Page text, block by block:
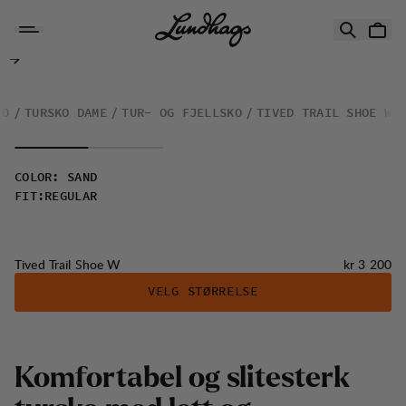
Tived Trail Shoe W
TURSKO DAME TUR- OG FJELLSKO TIVED TRAIL SHOE W
COLOR : SAND
FIT: REGULAR
Tived Trail Shoe W Pris:
kr 3 200
VELG STØRRELSE
Komfortabel og slitesterk